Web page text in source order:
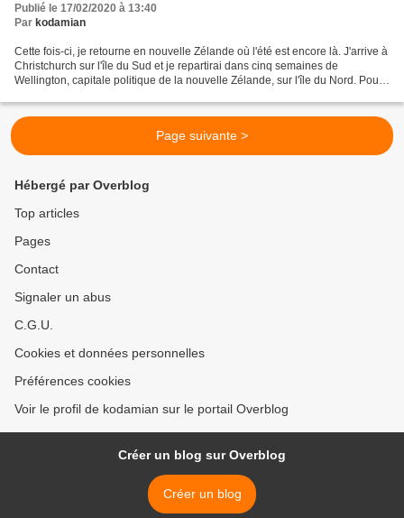
Publié le 17/02/2020 à 13:40
Par kodamian
Cette fois-ci, je retourne en nouvelle Zélande où l'été est encore là. J'arrive à
Christchurch sur l'île du Sud et je repartirai dans cinq semaines de
Wellington, capitale politique de la nouvelle Zélande, sur l'île du Nord. Pour
Page suivante >
Hébergé par Overblog
Top articles
Pages
Contact
Signaler un abus
C.G.U.
Cookies et données personnelles
Préférences cookies
Voir le profil de kodamian sur le portail Overblog
Créer un blog sur Overblog
Créer un blog